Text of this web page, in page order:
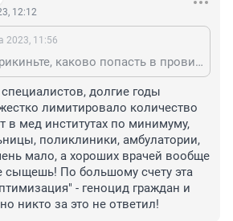
12:12
2023, 11:56
chip1, теперь прикиньте, каково попасть в провинциальную больничку?
долгие годы
лимитировало количество
в мед институтах по минимуму,
поликлиники, амбулатории,
мало, а хороших врачей вообще
сыщешь! По большому счету эта
- геноцид граждан и
никто за это не ответил!